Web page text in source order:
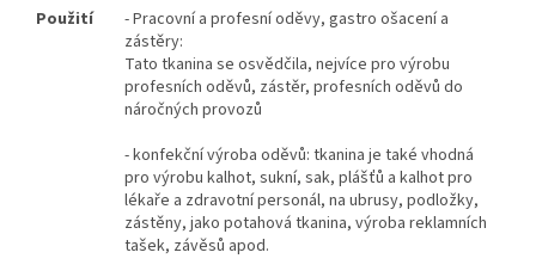
Použití
- Pracovní a profesní oděvy, gastro ošacení a
zástěry:
Tato tkanina se osvědčila, nejvíce pro výrobu
profesních oděvů, zástěr, profesních oděvů do
náročných provozů
- konfekční výroba oděvů: tkanina je také vhodná
pro výrobu kalhot, sukní, sak, plášťů a kalhot pro
lékaře a zdravotní personál, na ubrusy, podložky,
zástěny, jako potahová tkanina, výroba reklamních
tašek, závěsů apod.